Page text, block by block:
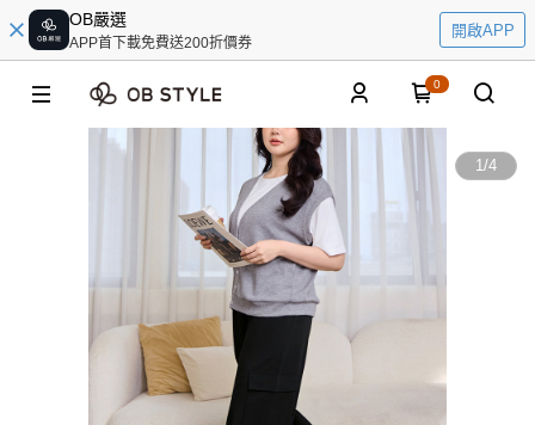
OB嚴選
APP首下載免費送200折價券
開啟APP
0
1/4